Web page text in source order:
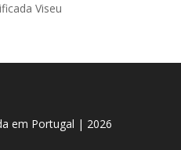
Viseu
em Portugal | 2026